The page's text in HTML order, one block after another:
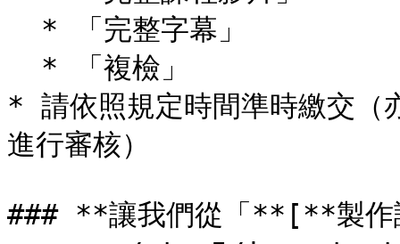
* 請依照規定時間準時繳交（
進行審核）
### **讓我們從「**[**製